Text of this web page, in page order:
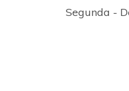
Segunda -